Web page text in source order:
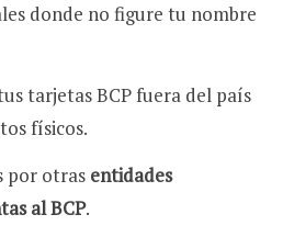
donde no figure tu nombre
tarjetas BCP fuera del país
físicos.
por otras entidades
al BCP.